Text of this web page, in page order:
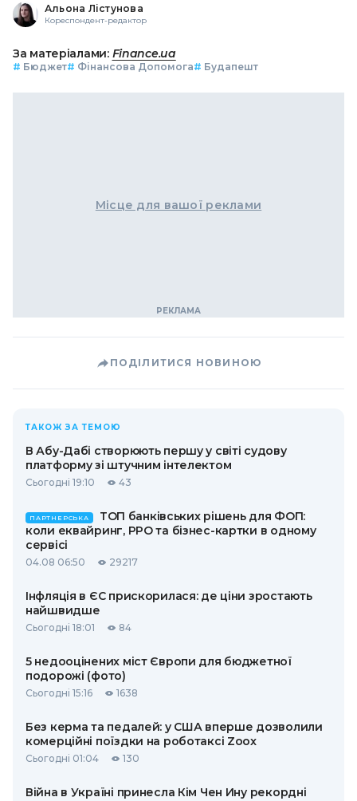
Альона Лістунова
Кореспондент-редактор
За матеріалами: Finance.ua
# Бюджет# Фінансова Допомога# Будапешт
Місце для вашої реклами
ПОДІЛИТИСЯ НОВИНОЮ
ТАКОЖ ЗА ТЕМОЮ
В Абу-Дабі створюють першу у світі судову
платформу зі штучним інтелектом
Сьогодні 19:10 43
ПАРТНЕРСЬКА
ТОП банківських рішень для ФОП:
коли еквайринг, РРО та бізнес-картки в одному
сервісі
04.08 06:50 29217
Інфляція в ЄС прискорилася: де ціни зростають
найшвидше
Сьогодні 18:01 84
5 недооцінених міст Європи для бюджетної
подорожі (фото)
Сьогодні 15:16 1638
Без керма та педалей: у США вперше дозволили
комерційні поїздки на роботаксі Zoox
Сьогодні 01:04 130
Війна в Україні принесла Кім Чен Ину рекордні